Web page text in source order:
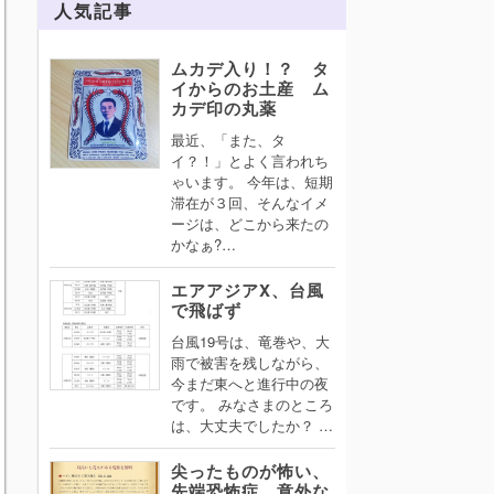
人気記事
ムカデ入り！？ タ
イからのお土産 ム
カデ印の丸薬
最近、「また、タ
イ？！」とよく言われち
ゃいます。 今年は、短期
滞在が３回、そんなイメ
ージは、どこから来たの
かなぁ?…
エアアジアX、台風
で飛ばず
台風19号は、竜巻や、大
雨で被害を残しながら、
今まだ東へと進行中の夜
です。 みなさまのところ
は、大丈夫でしたか？ …
尖ったものが怖い、